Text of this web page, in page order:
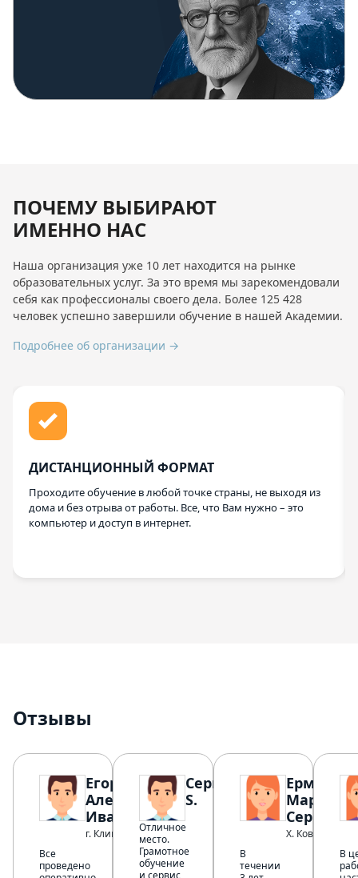
ПОЧЕМУ ВЫБИРАЮТ
ИМЕННО НАС
Наша организация уже 10 лет находится на рынке
образовательных услуг. За это время мы зарекомендовали
себя как профессионалы своего дела. Более 125 428
человек успешно завершили обучение в нашей Академии.
Подробнее об организации →
ДИСТАНЦИОННЫЙ ФОРМАТ
Проходите обучение в любой точке страны, не выходя из
дома и без отрыва от работы. Все, что Вам нужно – это
компьютер и доступ в интернет.
Отзывы
Егоров
Александр
Иванович
г. Клин
Все
проведено
Сергей
S.
Отличное
место.
Грамотное
обучение
Ермакова
Марина
Х. Коврино
В
течении
В